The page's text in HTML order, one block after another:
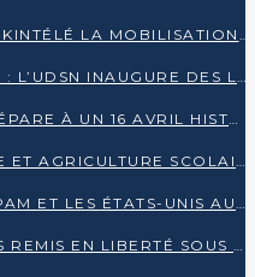
NINON GOUAMBA LANCE À KINTÉLÉ LA MOBILISATION POUR L’INVESTITURE DR DSN
ENSEIGNEMENT SUPÉRIEUR : L’UDSN INAUGURE DES LABORATOIRES POUR BOOSTER LA FORMATION PRATIQUE
LA « VAGUE BLEUE » SE PRÉPARE À UN 16 AVRIL HISTORIQUE
LE CRS ALLIE EAU POTABLE ET AGRICULTURE SCOLAIRE AU CŒUR DE LA TRANSFORMATION DES ÉCOLES RURALES
CANTINES SCOLAIRES : LE PAM ET LES ÉTATS-UNIS AU CONTACT DES ÉCOLIERS DE KINKALA
LE RAPPEUR FREUD VINCES REMIS EN LIBERTÉ SOUS PRESSION MÉDIATIQUE